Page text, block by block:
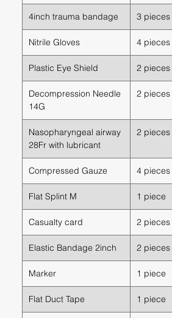
4inch trauma bandage 3 pieces
Nitrile Gloves 4 pieces
Plastic Eye Shield 2 pieces
Decompression Needle
14G
2 pieces
Nasopharyngeal airway
28Fr with lubricant
2 pieces
Compressed Gauze 4 pieces
Flat Splint M 1 piece
Casualty card 2 pieces
Elastic Bandage 2inch 2 pieces
Marker 1 piece
Flat Duct Tape 1 piece